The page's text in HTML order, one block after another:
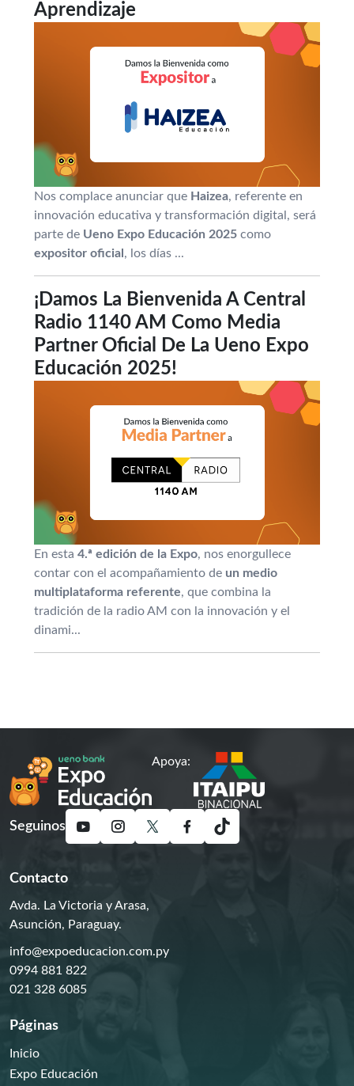
Aprendizaje
Nos complace anunciar que Haizea, referente en
innovación educativa y transformación digital, será
parte de Ueno Expo Educación 2025 como
expositor oficial , los días ...
¡Damos La Bienvenida A Central
Radio 1140 AM Como Media
Partner Oficial De La Ueno Expo
Educación 2025!
En esta 4.ª edición de la Expo, nos enorgullece
contar con el acompañamiento de un medio
multiplataforma referente, que combina la
tradición de la radio AM con la innovación y el
dinami...
Apoya:
Seguinos
Contacto
Avda. La Victoria y Arasa,
Asunción, Paraguay.
info@expoeducacion.com.py
0994 881 822
021 328 6085
Páginas
Inicio
Expo Educación